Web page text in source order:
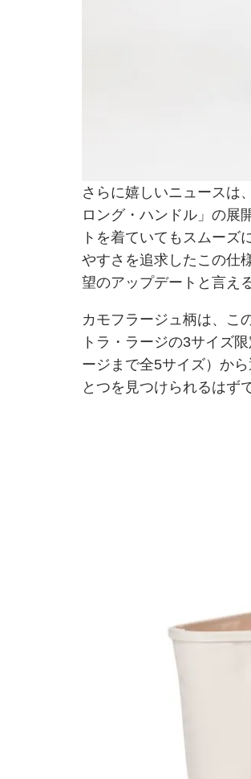
さらに嬉しいニュースは
ロング・ハンドル」の展
トを着ていてもスムーズ
やすさを追求したこの仕
望のアップデートと言え
カモフラージュ柄は、こ
トラ・ラージの3サイズ
ージまで全5サイズ）か
とつを見つけられるはず